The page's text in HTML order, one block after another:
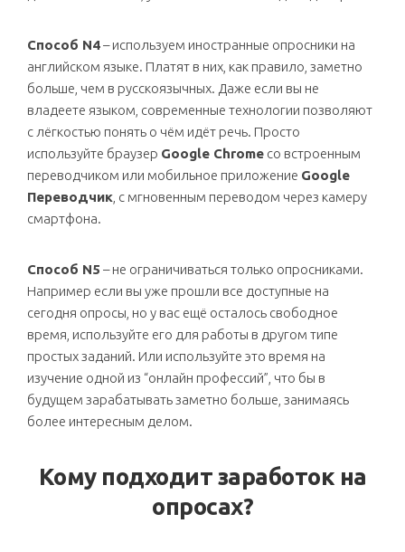
Способ N4– используем иностранные опросники на
английском языке. Платят в них, как правило, заметно
больше, чем в русскоязычных. Даже если вы не
владеете языком, современные технологии позволяют
с лёгкостью понять о чём идёт речь. Просто
используйте браузер Google Chrome со встроенным
переводчиком или мобильное приложение Google
Переводчик , с мгновенным переводом через камеру
смартфона.
Способ N5 – не ограничиваться только опросниками.
Например если вы уже прошли все доступные на
сегодня опросы, но у вас ещё осталось свободное
время, используйте его для работы в другом типе
простых заданий. Или используйте это время на
изучение одной из “онлайн профессий”, что бы в
будущем зарабатывать заметно больше, занимаясь
более интересным делом.
Кому подходит заработок на
опросах?